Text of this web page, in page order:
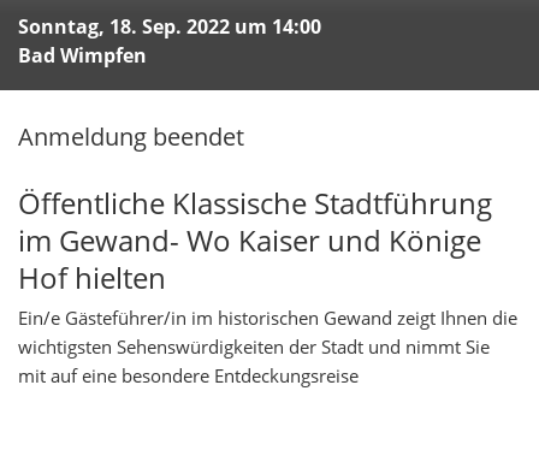
Sonntag, 18. Sep. 2022 um 14:00
Bad Wimpfen
Anmeldung beendet
Öffentliche Klassische Stadtführung
im Gewand- Wo Kaiser und Könige
Hof hielten
Ein/e Gästeführer/in im historischen Gewand zeigt Ihnen die
wichtigsten Sehenswürdigkeiten der Stadt und nimmt Sie
mit auf eine besondere Entdeckungsreise